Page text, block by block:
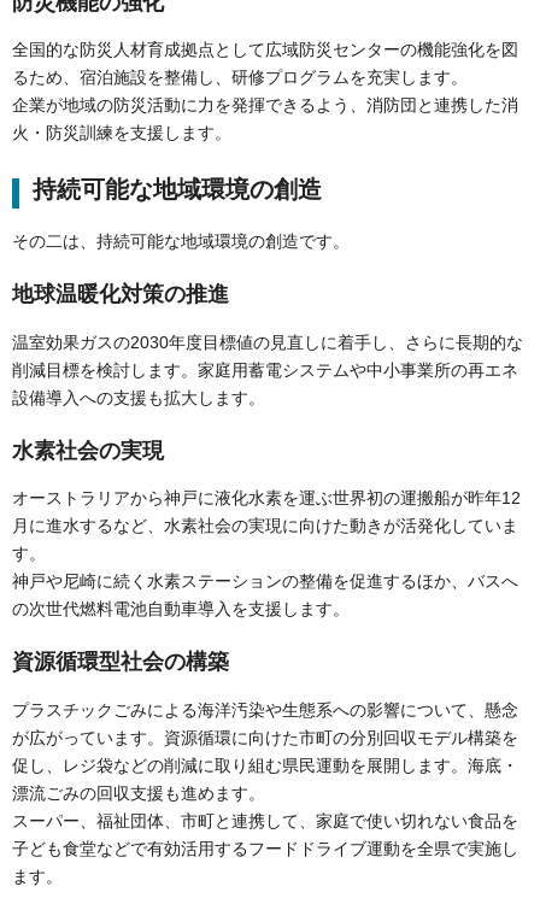
全国的な防災人材育成拠点として広域防災センターの機能強化を図
るため、宿泊施設を整備し、研修プログラムを充実します。
企業が地域の防災活動に力を発揮できるよう、消防団と連携した消
火・防災訓練を支援します。
持続可能な地域環境の創造
その二は、持続可能な地域環境の創造です。
地球温暖化対策の推進
温室効果ガスの2030年度目標値の見直しに着手し、さらに長期的な
削減目標を検討します。家庭用蓄電システムや中小事業所の再エネ
設備導入への支援も拡大します。
水素社会の実現
オーストラリアから神戸に液化水素を運ぶ世界初の運搬船が昨年12
月に進水するなど、水素社会の実現に向けた動きが活発化していま
す。
神戸や尼崎に続く水素ステーションの整備を促進するほか、バスへ
の次世代燃料電池自動車導入を支援します。
資源循環型社会の構築
プラスチックごみによる海洋汚染や生態系への影響について、懸念
が広がっています。資源循環に向けた市町の分別回収モデル構築を
促し、レジ袋などの削減に取り組む県民運動を展開します。海底・
漂流ごみの回収支援も進めます。
スーパー、福祉団体、市町と連携して、家庭で使い切れない食品を
子ども食堂などで有効活用するフードドライブ運動を全県で実施し
ます。